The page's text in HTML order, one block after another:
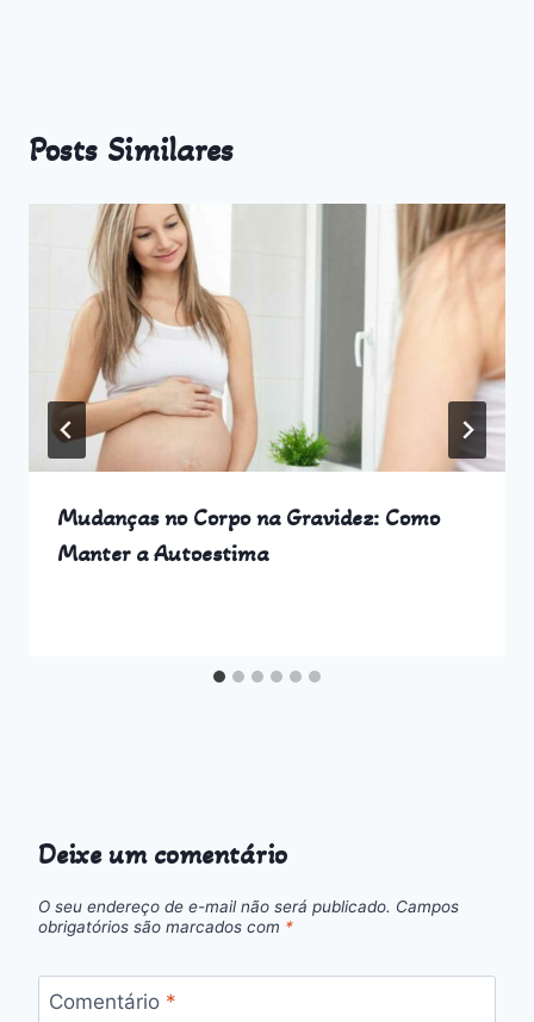
Posts Similares
Mudanças no Corpo na Gravidez: Como
Manter a Autoestima
Deixe um comentário
O seu endereço de e-mail não será publicado. Campos
obrigatórios são marcados com *
Comentário *